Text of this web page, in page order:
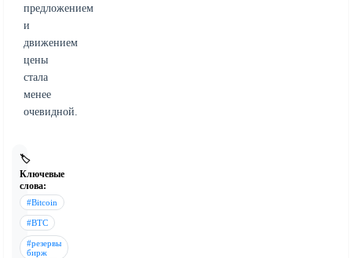
предложением
и
движением
цены
стала
менее
очевидной.
🏷️
Ключевые
слова:
#Bitcoin
#BTC
#резервы
бирж